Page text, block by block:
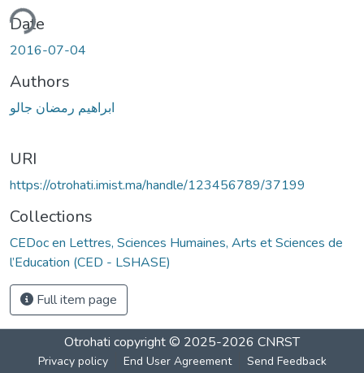
Date
2016-07-04
Authors
ابراهيم رمضان جالو
URI
https://otrohati.imist.ma/handle/123456789/37199
Collections
CEDoc en Lettres, Sciences Humaines, Arts et Sciences de
l’Education (CED - LSHASE)
Full item page
Otrohati copyright © 2025-2026 CNRST
Privacy policy End User Agreement Send Feedback